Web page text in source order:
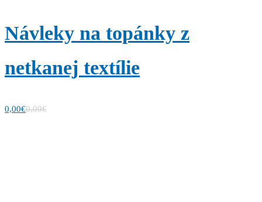
Návleky na topánky z
netkanej textílie
0,00€0,00€